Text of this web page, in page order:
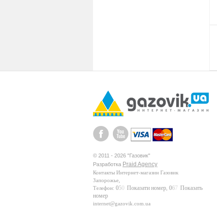
© 2011 - 2026 "Газовик"
Разработка Praid Agency
Контакты Интернет-магазин Газовик
Запорожье
Телефон: 050 Показати номер 067 Показать
номер
internet@gazovik.com.ua